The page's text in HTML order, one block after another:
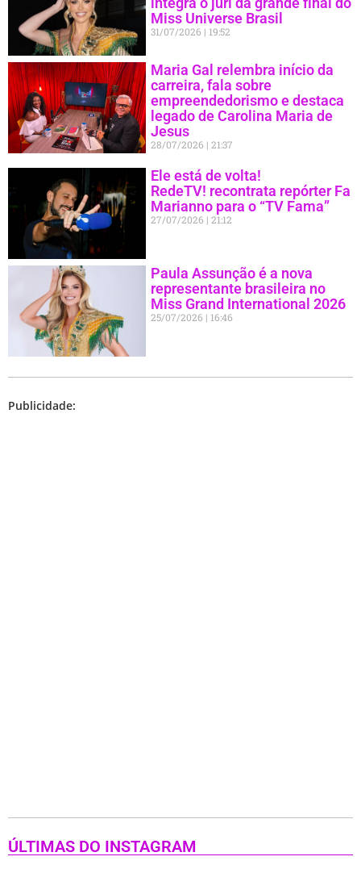
Miss Universe Brasil
31/07/2026 19:52
Maria Gal relembra início da
carreira, fala sobre
empreendedorismo e destaca
legado de Carolina Maria de
Jesus
28/07/2026 21:37
Ele está de volta!
RedeTV! recontrata repórter Fa
Marianno para o “TV Fama”
27/07/2026 21:12
Paula Assunção é a nova
representante brasileira no
Miss Grand International 2026
25/07/2026 16:46
Publicidade:
ÚLTIMAS DO INSTAGRAM